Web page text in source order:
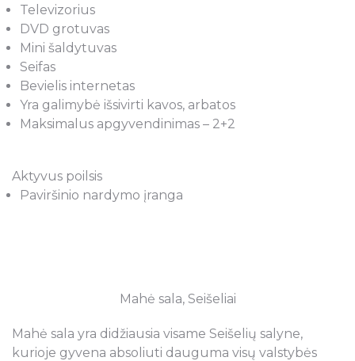
Televizorius
DVD grotuvas
Mini šaldytuvas
Seifas
Bevielis internetas
Yra galimybė išsivirti kavos, arbatos
Maksimalus apgyvendinimas – 2+2
Aktyvus poilsis
Paviršinio nardymo įranga
Mahė sala, Seišeliai
Mahė sala yra didžiausia visame Seišelių salyne,
kurioje gyvena absoliuti dauguma visų valstybės